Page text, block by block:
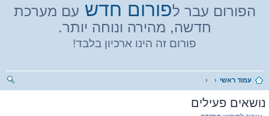
הפורום עבר לפורום חדש עם מערכת
חדשה, מהירה ונוחה יותר.
פורום זה הינו ארכיון בלבד!
עמוד ראשי
נושאים פעילים